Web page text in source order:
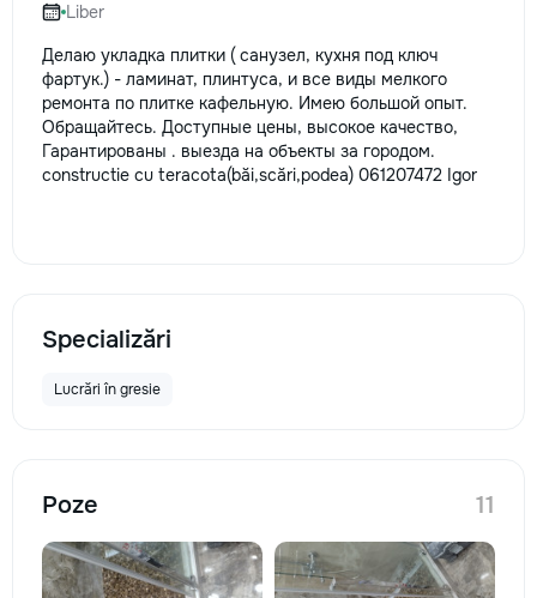
Liber
Делаю укладка плитки ( санузел, кухня под ключ
фартук.) - ламинат, плинтуса, и все виды мелкого
ремонта по плитке кафельную. Имею большой опыт.
Обращайтесь. Доступные цены, высокое качество,
Гарантированы . выезда на объекты за городом.
constructie cu teracota(băi,scări,podea) 061207472 Igor
Specializări
Lucrări în gresie
Poze 11